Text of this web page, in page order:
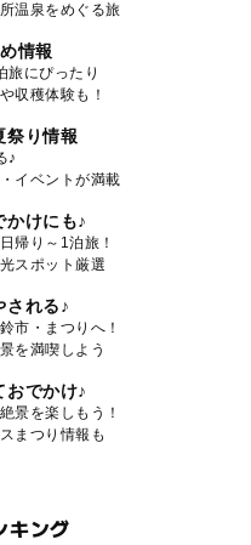
温泉をめぐる旅
情報
旅にぴったり
収穫体験も！
祭り情報
♪
イベントが満載
かけにも♪
帰り～1泊旅！
スポット厳選
される♪
市・まつりへ！
を満喫しよう
おでかけ♪
景を楽しもう！
まつり情報も
キング